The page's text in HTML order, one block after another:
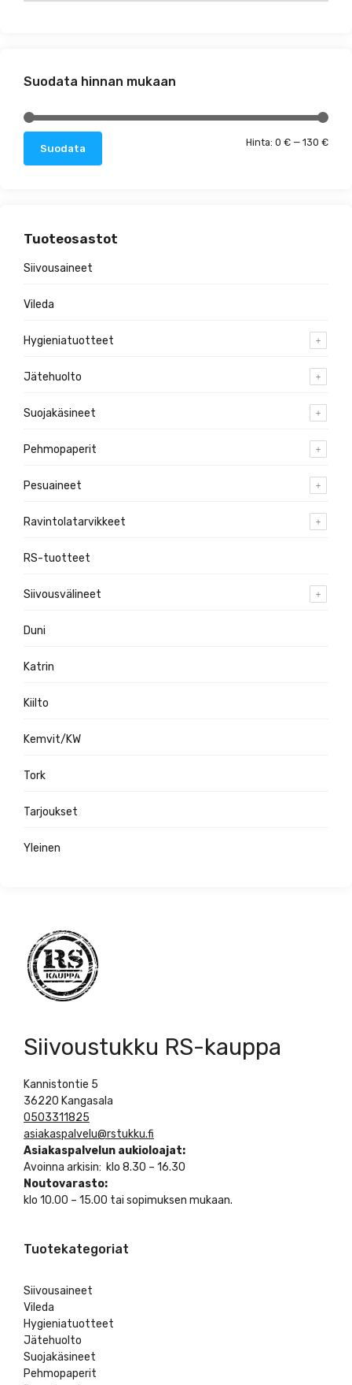
Suodata hinnan mukaan
Suodata Hinta: 0 € — 130 €
Tuoteosastot
Siivousaineet
Vileda
Hygieniatuotteet
Jätehuolto
Suojakäsineet
Pehmopaperit
Pesuaineet
Ravintolatarvikkeet
RS-tuotteet
Siivousvälineet
Duni
Katrin
Kiilto
Kemvit/KW
Tork
Tarjoukset
Yleinen
Siivoustukku RS-kauppa
Kannistontie 5
36220 Kangasala
0503311825
asiakaspalvelu@rstukku.fi
Asiakaspalvelun aukioloajat:
Avoinna arkisin: klo 8.30 – 16.30
Noutovarasto:
klo 10.00 – 15.00 tai sopimuksen mukaan.
Tuotekategoriat
Siivousaineet
Vileda
Hygieniatuotteet
Jätehuolto
Suojakäsineet
Pehmopaperit